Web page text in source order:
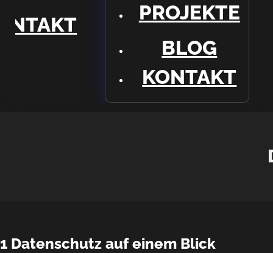
PROJEKTE
BLOG
KONTAKT
1 Datenschutz auf einem Blick